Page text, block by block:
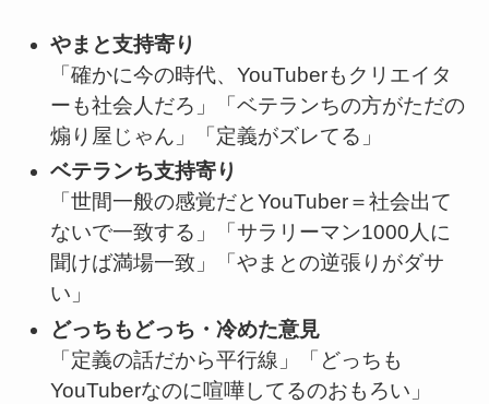
やまと支持寄り
「確かに今の時代、YouTuberもクリエイタ
ーも社会人だろ」「ベテランちの方がただの
煽り屋じゃん」「定義がズレてる」
ベテランち支持寄り
「世間一般の感覚だとYouTuber＝社会出て
ないで一致する」「サラリーマン1000人に
聞けば満場一致」「やまとの逆張りがダサ
い」
どっちもどっち・冷めた意見
「定義の話だから平行線」「どっちも
YouTuberなのに喧嘩してるのおもろい」